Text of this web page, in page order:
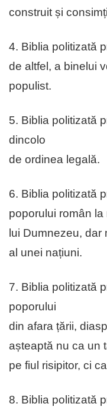
construit și
4. Biblia politizată
de altfel, a binelui
populist.
5. Biblia politizată
dincolo
de ordinea legală.
6. Biblia politizată
poporului român
lui Dumnezeu, dar
al unei națiuni.
7. Biblia politizată
poporului
din afara țării,
așteaptă nu ca un
pe fiul risipitor, ci
8. Biblia politizată